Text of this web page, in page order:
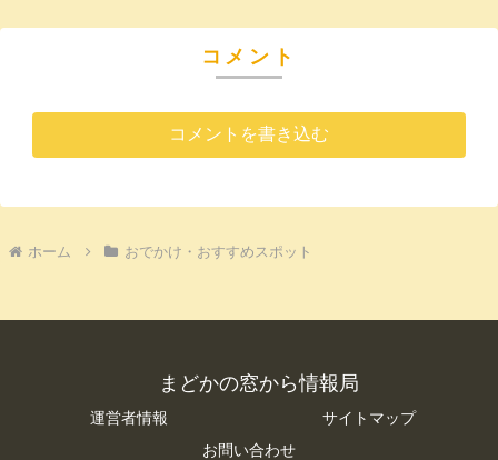
コメント
コメントを書き込む
ホーム おでかけ・おすすめスポット
まどかの窓から情報局
運営者情報
サイトマップ
お問い合わせ